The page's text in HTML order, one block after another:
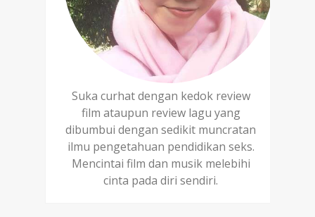
Suka curhat dengan kedok review
film ataupun review lagu yang
dibumbui dengan sedikit muncratan
ilmu pengetahuan pendidikan seks.
Mencintai film dan musik melebihi
cinta pada diri sendiri.